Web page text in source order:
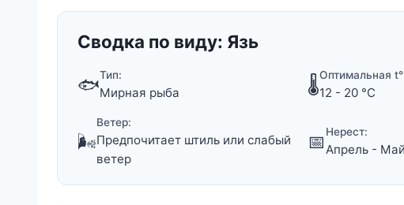
Сводка по виду: Язь
🐟Тип:
Мирная рыба 🌡️Оптимальная
12 - 20 °C
🌬️
Ветер:
Предпочитает штиль или слабый
ветер
📅 Нерест:
Апрель - Май